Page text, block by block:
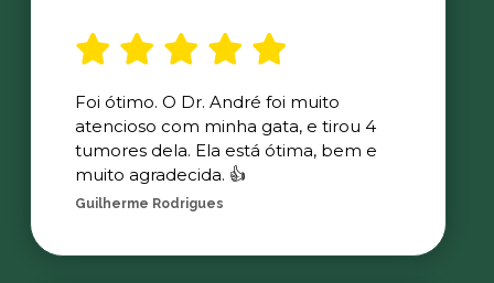
Foi ótimo. O Dr. André foi muito
atencioso com minha gata, e tirou 4
tumores dela. Ela está ótima, bem e
muito agradecida. 👍
Guilherme Rodrigues